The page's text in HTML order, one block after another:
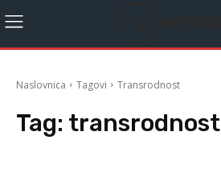
Naslovnica Tagovi Transrodnost
Tag: transrodnost